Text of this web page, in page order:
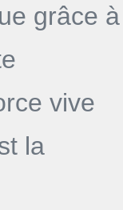
grâce à
vive
la